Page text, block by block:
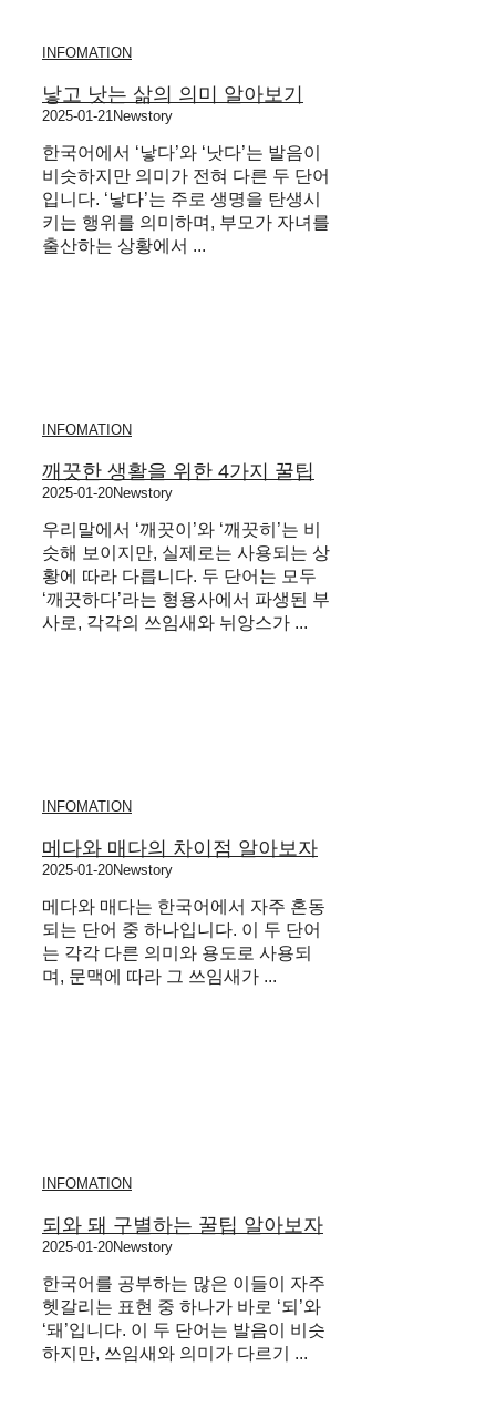
INFOMATION
낳고 낫는 삶의 의미 알아보기
2025-01-21Newstory
한국어에서 ‘낳다’와 ‘낫다’는 발음이
비슷하지만 의미가 전혀 다른 두 단어
입니다. ‘낳다’는 주로 생명을 탄생시
키는 행위를 의미하며, 부모가 자녀를
출산하는 상황에서 ...
INFOMATION
깨끗한 생활을 위한 4가지 꿀팁
2025-01-20Newstory
우리말에서 ‘깨끗이’와 ‘깨끗히’는 비
슷해 보이지만, 실제로는 사용되는 상
황에 따라 다릅니다. 두 단어는 모두
‘깨끗하다’라는 형용사에서 파생된 부
사로, 각각의 쓰임새와 뉘앙스가 ...
INFOMATION
메다와 매다의 차이점 알아보자
2025-01-20Newstory
메다와 매다는 한국어에서 자주 혼동
되는 단어 중 하나입니다. 이 두 단어
는 각각 다른 의미와 용도로 사용되
며, 문맥에 따라 그 쓰임새가 ...
INFOMATION
되와 돼 구별하는 꿀팁 알아보자
2025-01-20Newstory
한국어를 공부하는 많은 이들이 자주
헷갈리는 표현 중 하나가 바로 ‘되’와
‘돼’입니다. 이 두 단어는 발음이 비슷
하지만, 쓰임새와 의미가 다르기 ...